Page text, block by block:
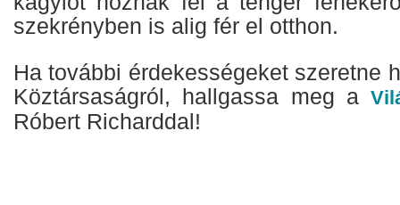
szekrényben is alig fér el otthon.
Ha további érdekességeket szeretne
Köztársaságról, hallgassa meg a
Róbert Richarddal!